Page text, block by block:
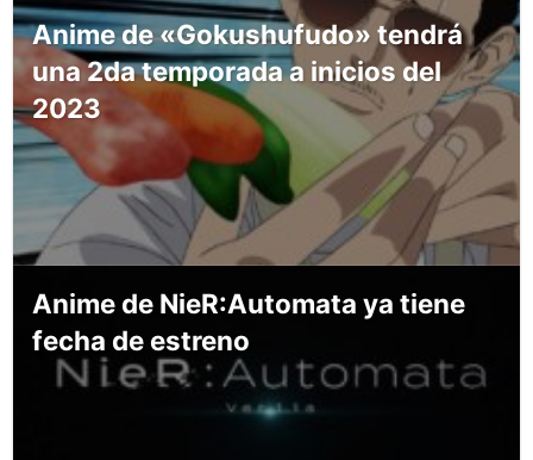
Anime de «Gokushufudo» tendrá
una 2da temporada a inicios del
2023
Anime de NieR:Automata ya tiene
fecha de estreno